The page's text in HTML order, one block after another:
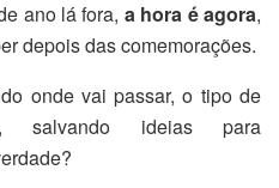
ano lá fora, a hora é agora,
depois das comemorações.
onde vai passar, o tipo de
salvando ideias para